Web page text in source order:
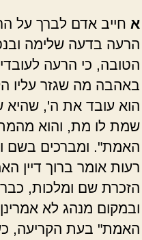
א חייב אדם לברך על
הרעה בדעה שלימה
הטובה, כי הרעה
באהבה מה שגזר עליו
הוא עובד את ה', שהיא
שמת לו מת, והוא
האמת". ומברכים בשם
רעות אומר ברוך דיין
הזכרת שם ומלכות,
ובמקום מנהג לא
האמת" בעת הקריעה,